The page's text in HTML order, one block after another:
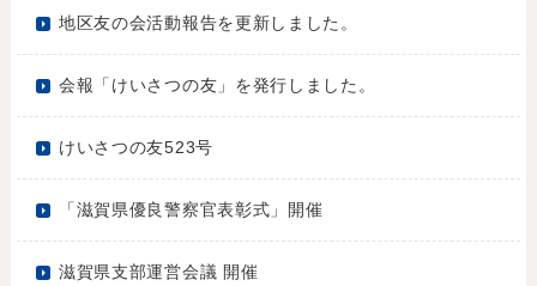
地区友の会活動報告を更新しました。
会報「けいさつの友」を発行しました。
けいさつの友523号
「滋賀県優良警察官表彰式」開催
滋賀県支部運営会議 開催